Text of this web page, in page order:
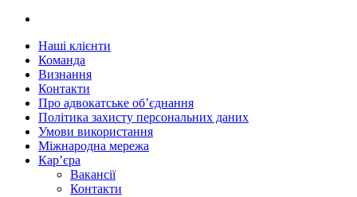
Наші клієнти
Команда
Визнання
Контакти
Про адвокатське об’єднання
Політика захисту персональних даних
Умови використання
Міжнародна мережа
Кар’єра
Вакансії
Контакти